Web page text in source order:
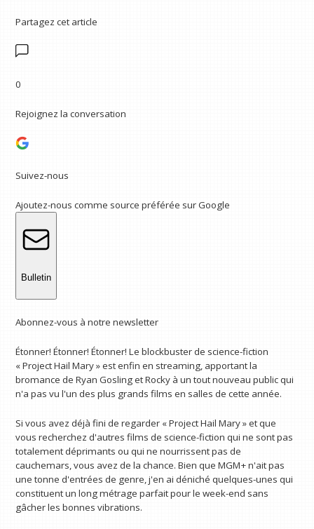
Partagez cet article
0
Rejoignez la conversation
Suivez-nous
Ajoutez-nous comme source préférée sur Google
Bulletin
Abonnez-vous à notre newsletter
Étonner! Étonner! Étonner! Le blockbuster de science-fiction
« Project Hail Mary » est enfin en streaming, apportant la
bromance de Ryan Gosling et Rocky à un tout nouveau public qui
n'a pas vu l'un des plus grands films en salles de cette année.
Si vous avez déjà fini de regarder « Project Hail Mary » et que
vous recherchez d'autres films de science-fiction qui ne sont pas
totalement déprimants ou qui ne nourrissent pas de
cauchemars, vous avez de la chance. Bien que MGM+ n'ait pas
une tonne d'entrées de genre, j'en ai déniché quelques-unes qui
constituent un long métrage parfait pour le week-end sans
gâcher les bonnes vibrations.